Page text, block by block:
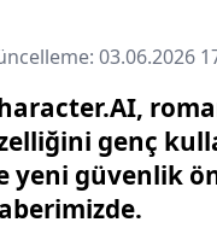
03.06.2026
genç
yeni güvenlik